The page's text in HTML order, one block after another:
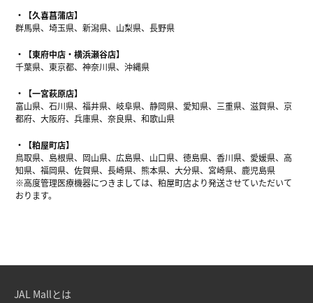
【久喜菖蒲店】
群馬県、埼玉県、新潟県、山梨県、長野県
【東府中店・横浜瀬谷店】
千葉県、東京都、神奈川県、沖縄県
【一宮萩原店】
富山県、石川県、福井県、岐阜県、静岡県、愛知県、三重県、滋賀県、京
都府、大阪府、兵庫県、奈良県、和歌山県
【粕屋町店】
鳥取県、島根県、岡山県、広島県、山口県、徳島県、香川県、愛媛県、高
知県、福岡県、佐賀県、長崎県、熊本県、大分県、宮崎県、鹿児島県
※高度管理医療機器につきましては、粕屋町店より発送させていただいて
おります。
JAL Mallとは